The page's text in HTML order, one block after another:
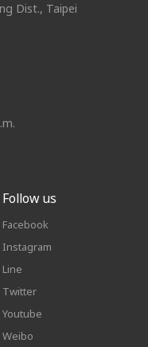
Dist., Taipei
Follow us
Facebook
Instagram
Line
Twitter
Youtube
Weibo